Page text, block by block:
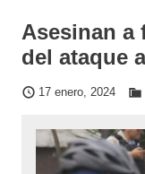
Asesinan a
del ataque
17 enero, 2024